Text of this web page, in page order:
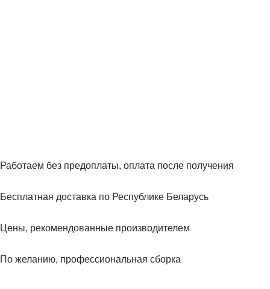
Работаем без предоплаты, оплата после получения
Бесплатная доставка по Республике Беларусь
Цены, рекомендованные производителем
По желанию, профессиональная сборка